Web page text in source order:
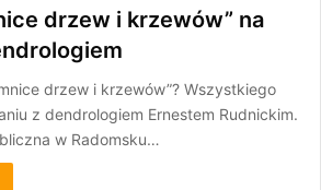
drzew i krzewów” na
drzew i krzewów”? Wszystkiego
z dendrologiem Ernestem Rudnickim.
w Radomsku…